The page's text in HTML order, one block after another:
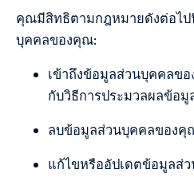
คุณมีสิทธิตามกฎหมายดังต่อไป
บุคคลของคุณ:
เข้าถึงข้อมูลส่วนบุคคลข
กับวิธีการประมวลผลข้อมู
ลบข้อมูลส่วนบุคคลของคุ
แก้ไขหรืออัปเดตข้อมูลส่